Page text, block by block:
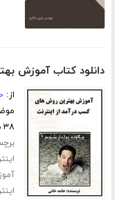
دانلود کتاب آموزش
از:
۳۸ صفحه